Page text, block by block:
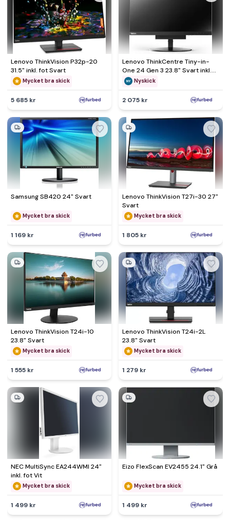
Lenovo ThinkVision P32p-20
31.5" inkl. fot Svart
Mycket bra skick
5 685 kr
Lenovo ThinkCentre Tiny-in-
One 24 Gen 3 23.8" Svart inkl.
fot
Nyskick
2 075 kr
Samsung SB420 24" Svart
Mycket bra skick
1 169 kr
Lenovo ThinkVision T27i-30 27"
Svart
Mycket bra skick
1 805 kr
Lenovo ThinkVision T24i-10
23.8" Svart
Mycket bra skick
1 555 kr
Lenovo ThinkVision T24i-2L
23.8" Svart
Mycket bra skick
1 279 kr
NEC MultiSync EA244WMI 24"
inkl. fot Vit
Mycket bra skick
1 499 kr
Eizo FlexScan EV2455 24.1" Grå
Mycket bra skick
1 499 kr